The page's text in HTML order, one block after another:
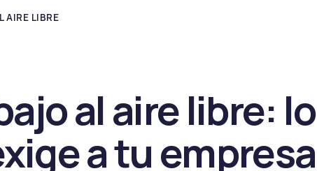
AIRE LIBRE
al aire libre: lo
a tu empresa